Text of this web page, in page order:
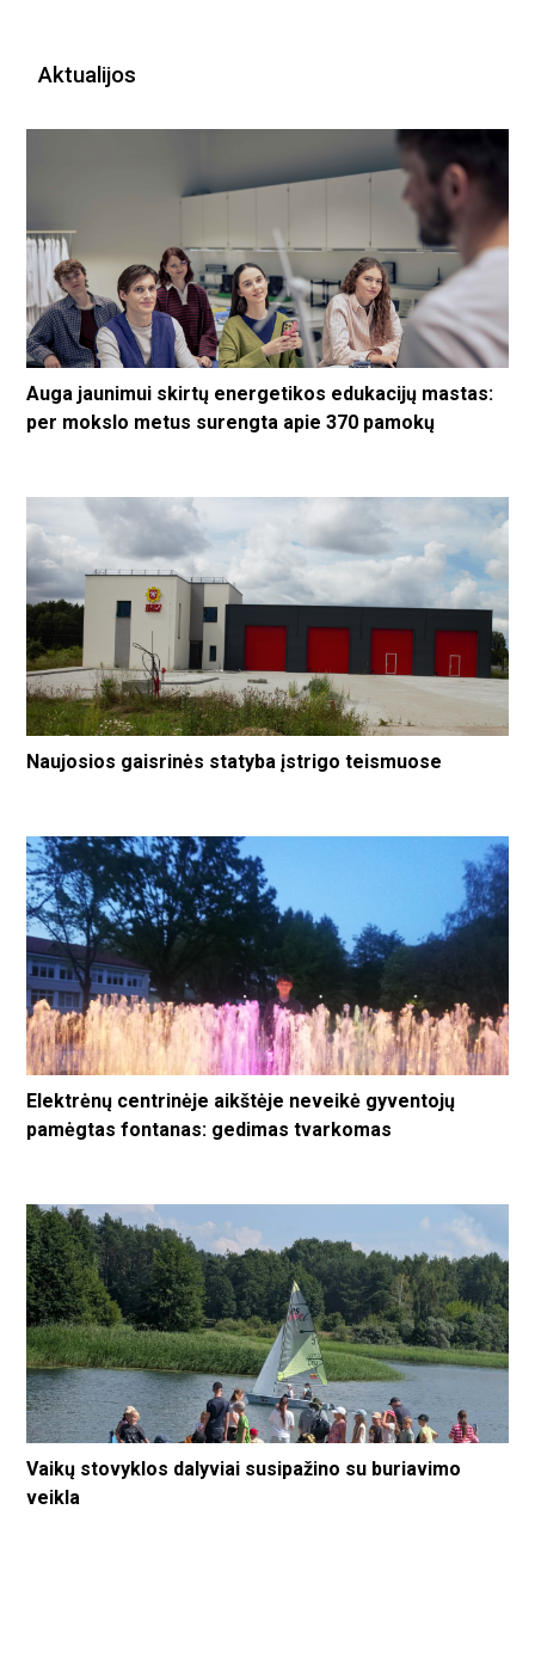
Aktualijos
Auga jaunimui skirtų energetikos edukacijų mastas:
per mokslo metus surengta apie 370 pamokų
Naujosios gaisrinės statyba įstrigo teismuose
Elektrėnų centrinėje aikštėje neveikė gyventojų
pamėgtas fontanas: gedimas tvarkomas
Vaikų stovyklos dalyviai susipažino su buriavimo
veikla